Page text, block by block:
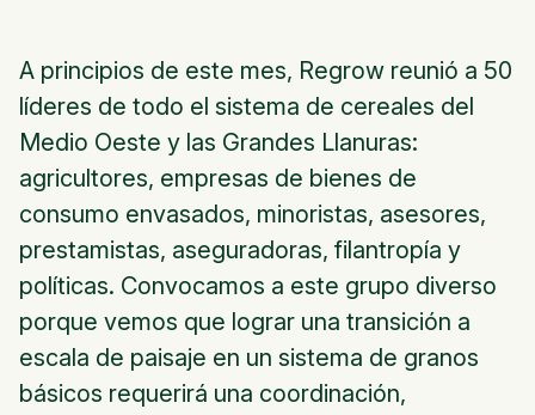
A principios de este mes, Regrow reunió a 50
líderes de todo el sistema de cereales del
Medio Oeste y las Grandes Llanuras:
agricultores, empresas de bienes de
consumo envasados, minoristas, asesores,
prestamistas, aseguradoras, filantropía y
políticas. Convocamos a este grupo diverso
porque vemos que lograr una transición a
escala de paisaje en un sistema de granos
básicos requerirá una coordinación,